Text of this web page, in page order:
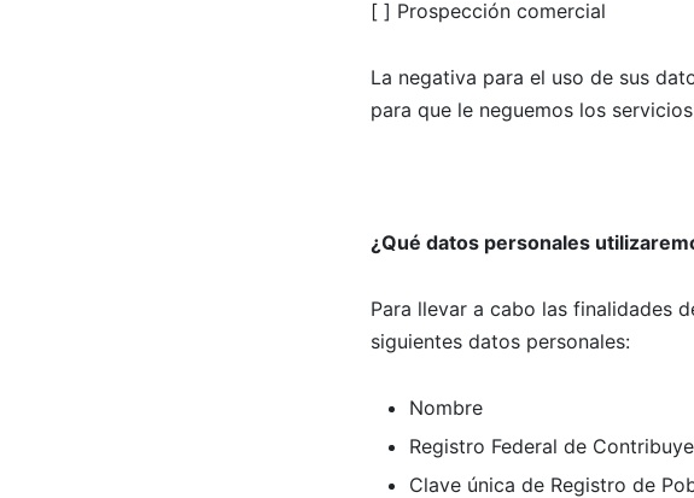
[ ] Prospección comercial
La negativa para el uso de sus
para que le neguemos los
¿Qué datos personales
Para llevar a cabo las finalidades
siguientes datos personales:
Nombre
Registro Federal de
Clave única de Registro de